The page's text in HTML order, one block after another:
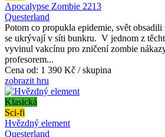
Apocalypse Zombie 2213
Questerland
Potom co propukla epidemie, svět
se ukrývají v síti bunkru. V jednom z
vyvinul vakcínu pro zničení zombie
profesorem...
Cena od: 1 390 Kč / skupina
zobrazit hru
Klasická
Sci-fi
Hvězdný element
Questerland